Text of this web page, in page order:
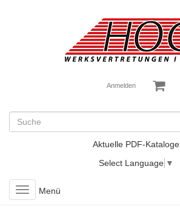
Anmelden
Aktuelle PDF-Kataloge
Select Language ▼
Toggle
navigation
Menü